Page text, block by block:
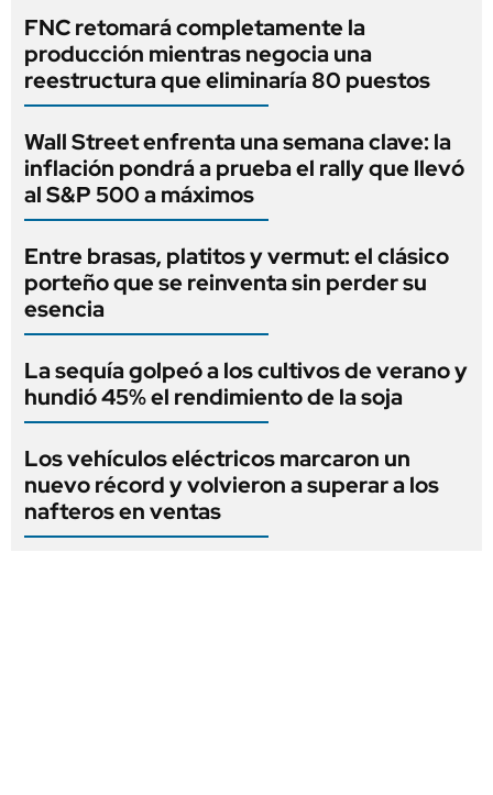
FNC retomará completamente la
producción mientras negocia una
reestructura que eliminaría 80 puestos
Wall Street enfrenta una semana clave: la
inflación pondrá a prueba el rally que llevó
al S&P 500 a máximos
Entre brasas, platitos y vermut: el clásico
porteño que se reinventa sin perder su
esencia
La sequía golpeó a los cultivos de verano y
hundió 45% el rendimiento de la soja
Los vehículos eléctricos marcaron un
nuevo récord y volvieron a superar a los
nafteros en ventas